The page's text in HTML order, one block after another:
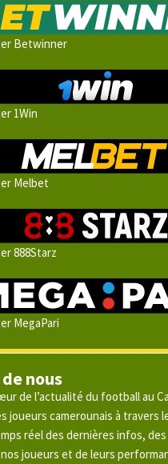
Betwinner
1Win
Melbet
888Starz
MegaPari
nous
de l’actualité du football au
joueurs camerounais à travers
réel des dernières infos,
joueurs et de leurs